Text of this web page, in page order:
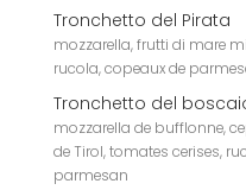
Tronchetto del Pirata
mozzarella, frutti di mare
rucola, copeaux de
Tronchetto del
mozzarella de bufflonne,
de Tirol, tomates cerises,
parmesan